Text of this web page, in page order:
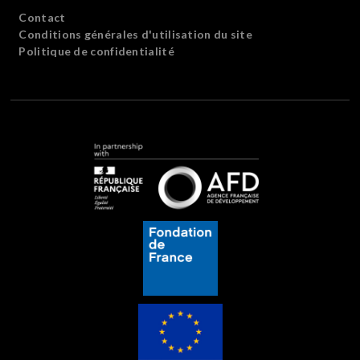
Contact
Conditions générales d'utilisation du site
Politique de confidentialité